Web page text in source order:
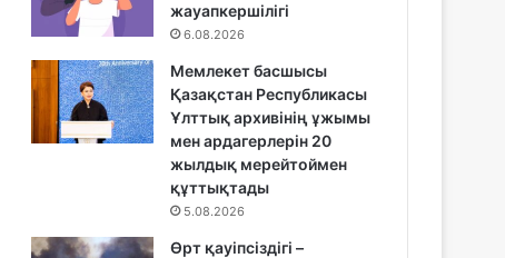
жауапкершілігі
6.08.2026
Мемлекет басшысы
Қазақстан Республикасы
Ұлттық архивінің ұжымы
мен ардагерлерін 20
жылдық мерейтоймен
құттықтады
5.08.2026
Өрт қауіпсіздігі –